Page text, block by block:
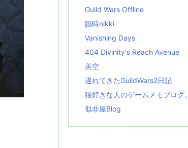
Guild Wars Offline
臨時nikki
Vanishing Days
404 Divinity's Reach Avenue
美空
遅れてきたGuildWars2日記
猫好きな人のゲームメモブログ。
似非屋Blog